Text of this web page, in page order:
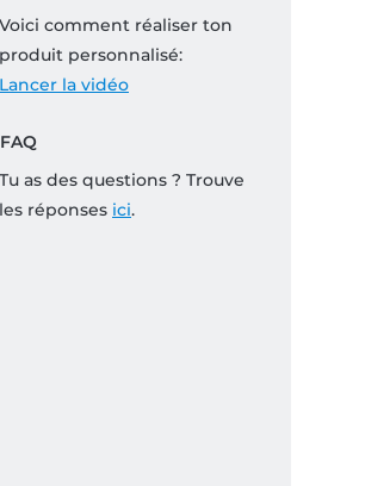
Voici comment réaliser ton
produit personnalisé:
Lancer la vidéo
FAQ
Tu as des questions ? Trouve
les réponses ici.